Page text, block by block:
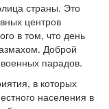
страны. Это
центров
в том, что день
Доброй
парадов.
в которых
населения в